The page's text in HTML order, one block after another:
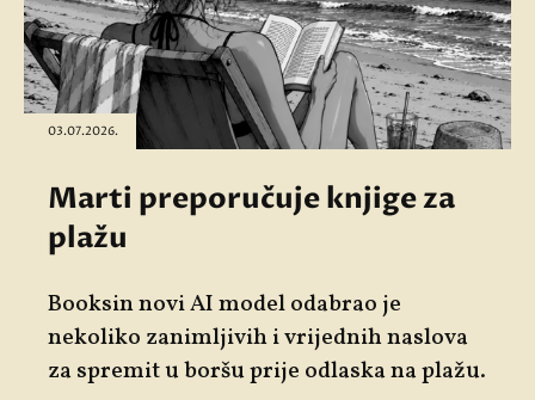
03.07.2026.
Marti preporučuje knjige za
plažu
Booksin novi AI model odabrao je
nekoliko zanimljivih i vrijednih naslova
za spremit u boršu prije odlaska na plažu.